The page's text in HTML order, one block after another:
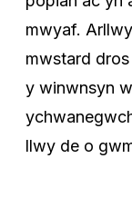
mwyaf.
mwstard
y winwnsyn
llwy de o